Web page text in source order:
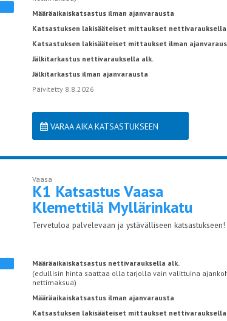
Määräaikaiskatsastus ilman ajanvarausta
Katsastuksen lakisääteiset mittaukset nettivarauksella
Katsastuksen lakisääteiset mittaukset ilman
Jälkitarkastus nettivarauksella alk.
Jälkitarkastus ilman ajanvarausta
Päivitetty 8.8.2026
VARAA AIKA KATSASTUKSEEN
Vaasa
K1 Katsastus Vaasa
Klemettilä Myllärinkatu
Tervetuloa palvelevaan ja ystävälliseen katsastukseen!
Määräaikaiskatsastus nettivarauksella alk.
(edullisin hinta saattaa olla tarjolla vain valittuina
nettimaksua)
Määräaikaiskatsastus ilman ajanvarausta
Katsastuksen lakisääteiset mittaukset nettivarauksella